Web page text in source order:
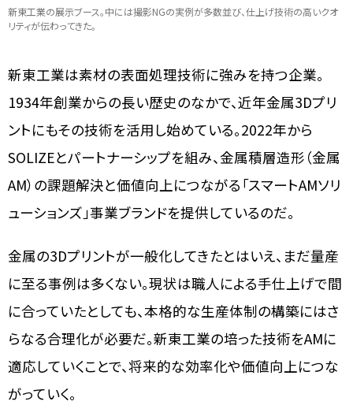
新東工業の展示ブース。中には撮影NGの実例が多数並び、仕上げ技術の高いクオ
リティが伝わってきた。
新東工業は素材の表面処理技術に強みを持つ企業。
1934年創業からの長い歴史のなかで、近年金属3Dプリ
ントにもその技術を活用し始めている。2022年から
SOLIZEとパートナーシップを組み、金属積層造形（金属
AM）の課題解決と価値向上につながる「スマートAMソリ
ューションズ」事業ブランドを提供しているのだ。
金属の3Dプリントが一般化してきたとはいえ、まだ量産
に至る事例は多くない。現状は職人による手仕上げで間
に合っていたとしても、本格的な生産体制の構築にはさ
らなる合理化が必要だ。新東工業の培った技術をAMに
適応していくことで、将来的な効率化や価値向上につな
がっていく。